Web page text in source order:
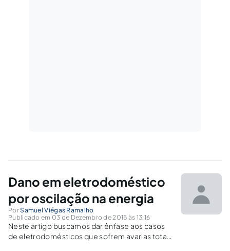
Dano em eletrodoméstico
por oscilação na energia
PorSamuel Viégas Ramalho
Publicado em 03 de Dezembro de 2015 às 13:16
Neste artigo buscamos dar ênfase aos casos
de eletrodomésticos que sofrem avarias totais